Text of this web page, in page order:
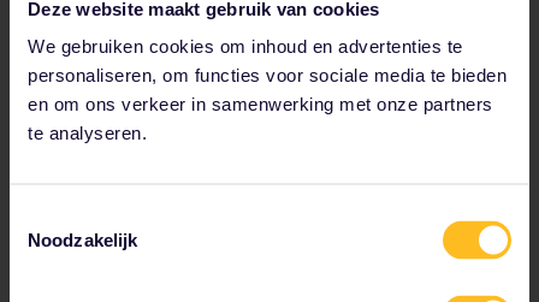
Deze website maakt gebruik van cookies
We gebruiken cookies om inhoud en advertenties te
personaliseren, om functies voor sociale media te bieden
en om ons verkeer in samenwerking met onze partners
te analyseren.
Noodzakelijk
Bekijk de kaart van het Europese spoornetwerk
Lees over reserveren
Boek je hostelaccommodatie
Profiteer van kortingen met je Pas